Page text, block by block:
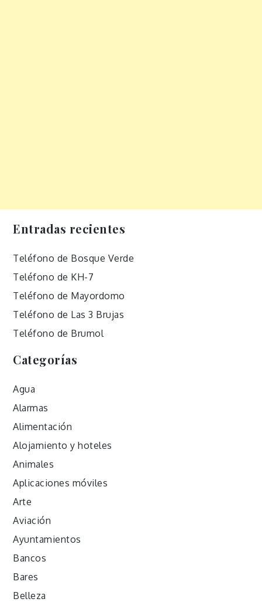
Entradas recientes
Teléfono de Bosque Verde
Teléfono de KH-7
Teléfono de Mayordomo
Teléfono de Las 3 Brujas
Teléfono de Brumol
Categorías
Agua
Alarmas
Alimentación
Alojamiento y hoteles
Animales
Aplicaciones móviles
Arte
Aviación
Ayuntamientos
Bancos
Bares
Belleza